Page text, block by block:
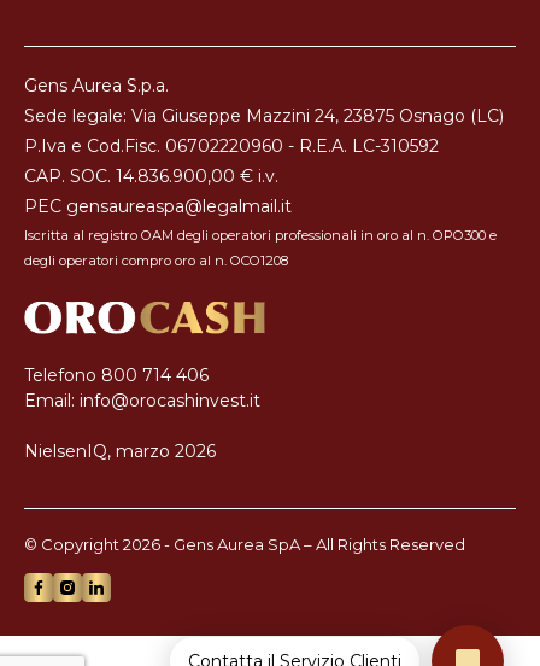
Gens Aurea S.p.a.
Sede legale: Via Giuseppe Mazzini 24, 23875 Osnago (LC)
P.Iva e Cod.Fisc. 06702220960 - R.E.A. LC-310592
CAP. SOC. 14.836.900,00 € i.v.
PEC gensaureaspa@legalmail.it
Iscritta al registro OAM degli operatori professionali in oro al n. OPO300 e
degli operatori compro oro al n. OCO1208
Telefono 800 714 406
Email: info@orocashinvest.it
NielsenIQ, marzo 2026
© Copyright 2026 - Gens Aurea SpA – All Rights Reserved
Contatta il Servizio Clienti